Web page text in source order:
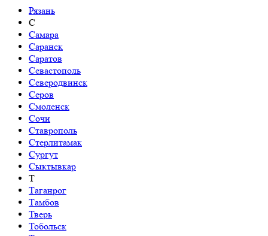
Рязань
С
Самара
Саранск
Саратов
Севастополь
Северодвинск
Серов
Смоленск
Сочи
Ставрополь
Стерлитамак
Сургут
Сыктывкар
Т
Таганрог
Тамбов
Тверь
Тобольск